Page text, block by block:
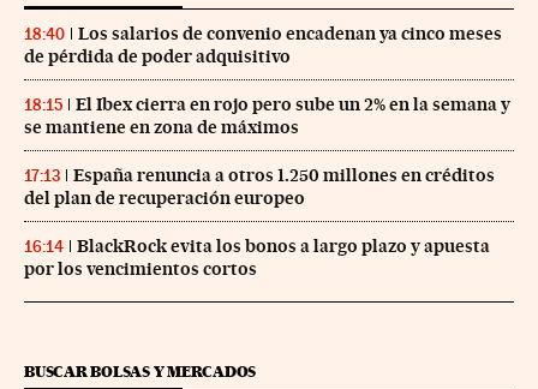
18:40
Los salarios de convenio encadenan ya cinco meses
de pérdida de poder adquisitivo
18:15
El Ibex cierra en rojo pero sube un 2% en la semana y
se mantiene en zona de máximos
17:13
España renuncia a otros 1.250 millones en créditos
del plan de recuperación europeo
16:14
BlackRock evita los bonos a largo plazo y apuesta
por los vencimientos cortos
BUSCAR BOLSAS Y MERCADOS